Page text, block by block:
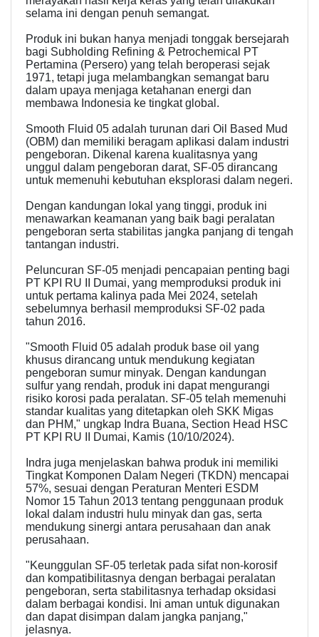
selama ini dengan penuh semangat.
Produk ini bukan hanya menjadi tonggak bersejarah
bagi Subholding Refining & Petrochemical PT
Pertamina (Persero) yang telah beroperasi sejak
1971, tetapi juga melambangkan semangat baru
dalam upaya menjaga ketahanan energi dan
membawa Indonesia ke tingkat global.
Smooth Fluid 05 adalah turunan dari Oil Based Mud
(OBM) dan memiliki beragam aplikasi dalam industri
pengeboran. Dikenal karena kualitasnya yang
unggul dalam pengeboran darat, SF-05 dirancang
untuk memenuhi kebutuhan eksplorasi dalam negeri.
Dengan kandungan lokal yang tinggi, produk ini
menawarkan keamanan yang baik bagi peralatan
pengeboran serta stabilitas jangka panjang di tengah
tantangan industri.
Peluncuran SF-05 menjadi pencapaian penting bagi
PT KPI RU II Dumai, yang memproduksi produk ini
untuk pertama kalinya pada Mei 2024, setelah
sebelumnya berhasil memproduksi SF-02 pada
tahun 2016.
"Smooth Fluid 05 adalah produk base oil yang
khusus dirancang untuk mendukung kegiatan
pengeboran sumur minyak. Dengan kandungan
sulfur yang rendah, produk ini dapat mengurangi
risiko korosi pada peralatan. SF-05 telah memenuhi
standar kualitas yang ditetapkan oleh SKK Migas
dan PHM," ungkap Indra Buana, Section Head HSC
PT KPI RU II Dumai, Kamis (10/10/2024).
Indra juga menjelaskan bahwa produk ini memiliki
Tingkat Komponen Dalam Negeri (TKDN) mencapai
57%, sesuai dengan Peraturan Menteri ESDM
Nomor 15 Tahun 2013 tentang penggunaan produk
lokal dalam industri hulu minyak dan gas, serta
mendukung sinergi antara perusahaan dan anak
perusahaan.
"Keunggulan SF-05 terletak pada sifat non-korosif
dan kompatibilitasnya dengan berbagai peralatan
pengeboran, serta stabilitasnya terhadap oksidasi
dalam berbagai kondisi. Ini aman untuk digunakan
dan dapat disimpan dalam jangka panjang,"
jelasnya.